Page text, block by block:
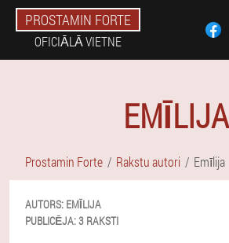
PROSTAMIN FORTE
OFICIĀLĀ VIETNE
EMĪLIJA
Prostamin Forte Rakstu autori Emīlija
AUTORS: EMĪLIJA
PUBLICĒJA:3 RAKSTI